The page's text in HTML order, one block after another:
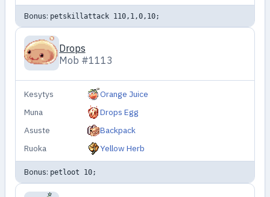
Bonus: petskillattack 110,1,0,10;
Drops
Mob #1113
Kesytys
Orange Juice
Muna
Drops Egg
Asuste
Backpack
Ruoka
Yellow Herb
Bonus: petloot 10;